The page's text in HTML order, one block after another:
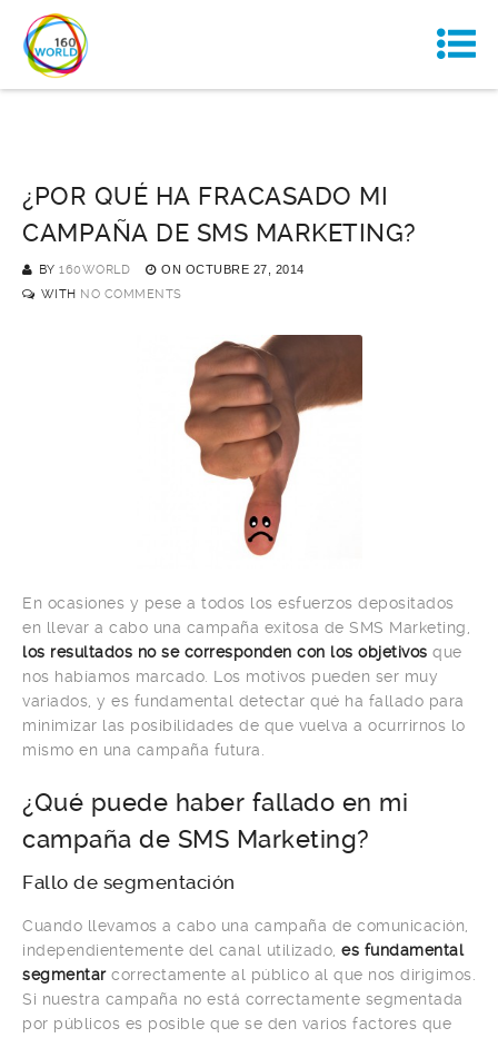
¿POR QUÉ HA FRACASADO MI
CAMPAÑA DE SMS MARKETING?
BY 160WORLD ON OCTUBRE 27, 2014
WITH NO COMMENTS
En ocasiones y pese a todos los esfuerzos depositados
en llevar a cabo una campaña exitosa de SMS Marketing,
los resultados no se corresponden con los objetivos que
nos habíamos marcado. Los motivos pueden ser muy
variados, y es fundamental detectar qué ha fallado para
minimizar las posibilidades de que vuelva a ocurrirnos lo
mismo en una campaña futura.
¿Qué puede haber fallado en mi
campaña de SMS Marketing?
Fallo de segmentación
Cuando llevamos a cabo una campaña de comunicación,
independientemente del canal utilizado, es fundamental
segmentarcorrectamente al público al que nos dirigimos.
Si nuestra campaña no está correctamente segmentada
por públicos es posible que se den varios factores que